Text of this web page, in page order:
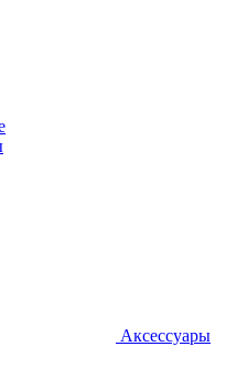
Аксессуары